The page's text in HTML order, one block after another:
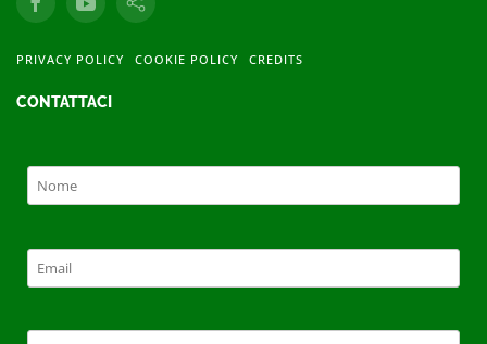
PRIVACY POLICY COOKIE POLICY CREDITS
CONTATTACI